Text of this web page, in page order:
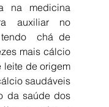
na medicina
auxiliar no
tendo  chá de
mais cálcio
leite de origem
saudáveis
da saúde dos